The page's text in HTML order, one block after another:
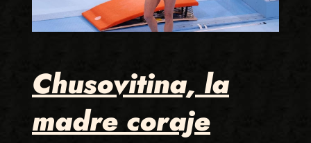
Chusovitina, la
madre coraje